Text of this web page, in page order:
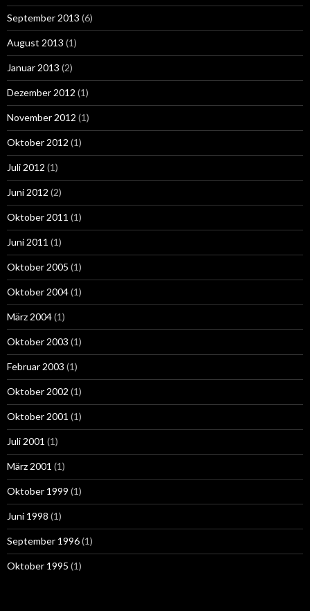
September 2013 (6)
August 2013 (1)
Januar 2013 (2)
Dezember 2012 (1)
November 2012 (1)
Oktober 2012 (1)
Juli 2012 (1)
Juni 2012 (2)
Oktober 2011 (1)
Juni 2011 (1)
Oktober 2005 (1)
Oktober 2004(1)
März 2004(1)
Oktober 2003 (1)
Februar 2003 (1)
Oktober 2002 (1)
Oktober 2001 (1)
Juli 2001 (1)
März 2001 (1)
Oktober 1999 (1)
Juni 1998 (1)
September 1996(1)
Oktober 1995 (1)